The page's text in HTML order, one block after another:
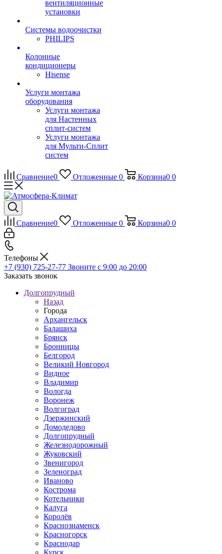
вентиляционные
установки
Системы водоочистки
PHILIPS
Колонные
кондиционеры
Hisense
Услуги монтажа
оборудования
Услуги монтажа
для Настенных
сплит-систем
Услуги монтажа
для Мульти-Сплит
систем
Сравнение0 Отложенные 0 Корзина0 0
Сравнение0 Отложенные 0 Корзина0 0
Телефоны
+7 (930) 725-27-77 Звоните с 9:00 до 20:00
Заказать звонок
Долгопрудный
Назад
Города
Архангельск
Балашиха
Брянск
Бронницы
Белгород
Великий Новгород
Видное
Владимир
Вологда
Воронеж
Волгоград
Дзержинский
Домодедово
Долгопрудный
Железнодорожный
Жуковский
Звенигород
Зеленоград
Иваново
Кострома
Котельники
Калуга
Королёв
Краснознаменск
Красногорск
Краснодар
Курск